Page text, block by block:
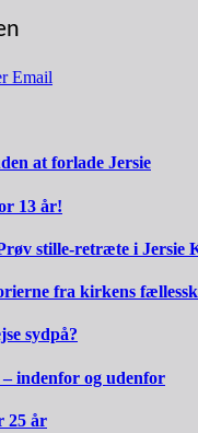
Email
at forlade Jersie
13 år!
stille-retræte i Jersie
fra kirkens
sydpå?
indenfor og udenfor
25 år